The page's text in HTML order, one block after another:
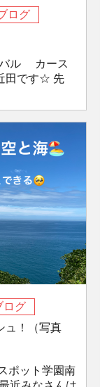
ログ
ル カース
田です☆ 先
ログ
ュ！（写真
ポット学園南